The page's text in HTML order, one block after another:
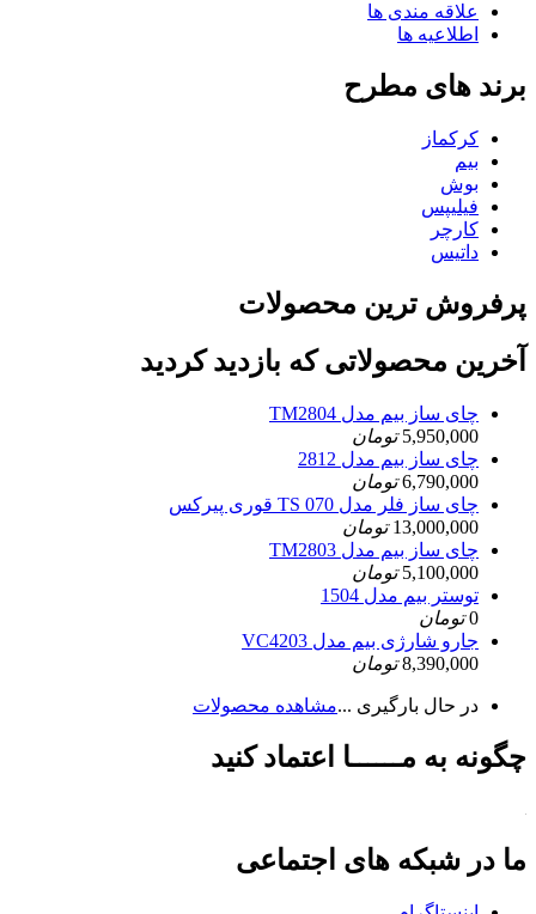
علاقه مندی ها
اطلاعیه ها
برند های مطرح
کرکماز
بیم
بوش
فیلیپس
کارچر
داتیس
پرفروش ترین محصولات
آخرین محصولاتی که بازدید کردید
چای ساز بیم مدل TM2804
5,950,000 تومان
چای ساز بیم مدل 2812
6,790,000 تومان
چای ساز فلر مدل TS 070 قوری پیرکس
13,000,000 تومان
چای ساز بیم مدل TM2803
5,100,000 تومان
توستر بیم مدل 1504
0 تومان
جارو شارژی بیم مدل VC4203
8,390,000 تومان
در حال بارگیری ...مشاهده محصولات
چگونه به مــــــا اعتماد کنید
ما در شبکه های اجتماعی